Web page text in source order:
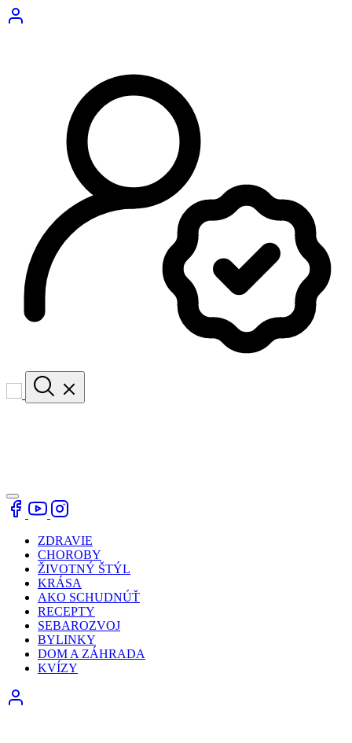
ZDRAVIE
CHOROBY
ŽIVOTNÝ ŠTÝL
KRÁSA
AKO SCHUDNÚŤ
RECEPTY
SEBAROZVOJ
BYLINKY
DOM A ZÁHRADA
KVÍZY